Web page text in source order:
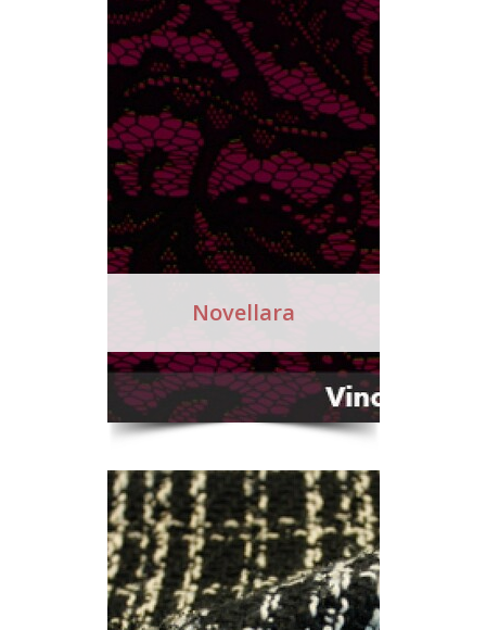
Novellara